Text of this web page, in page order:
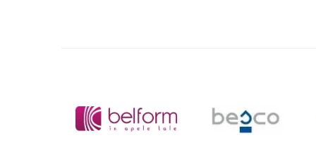
Sifoane si ventile lavoar
Sifoane si ventile cada